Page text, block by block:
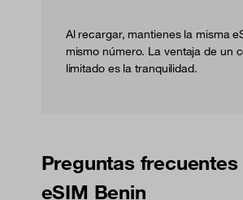
Al recargar, mantienes la misma
mismo número. La ventaja de un
limitado es la tranquilidad.
Preguntas
eSIM Benin